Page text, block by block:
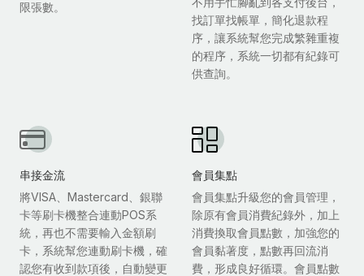
限張數。
找訂單找帳單，簡化退款程
序，讓系統幫您完成繁雜重複
的程序，系統一切都有紀錄可
供查詢。
串接金流
將VISA、Mastercard、銀聯
卡等刷卡機整合連動POS系
統，再也不需要輸入金額刷
卡，系統幫您連動刷卡機，確
認您有收到款項後，自動變更
會員集點
會員集點升級您的會員管理，
除原有會員消費紀錄外，加上
消費換取會員點數，加強您的
會員黏著度，點數再回流消
費，形成良好循環。會員點數